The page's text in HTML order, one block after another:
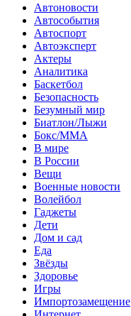
Автоновости
Автособытия
Автоспорт
Автоэксперт
Актеры
Аналитика
Баскетбол
Безопасность
Безумный мир
Биатлон/Лыжи
Бокс/MMA
В мире
В России
Вещи
Военные новости
Волейбол
Гаджеты
Дети
Дом и сад
Еда
Звёзды
Здоровье
Игры
Импортозамещение